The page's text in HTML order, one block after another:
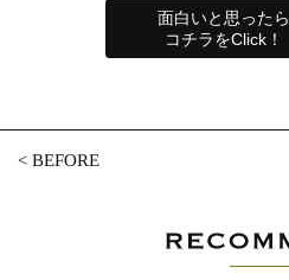
面白いと思ったら
コチラをClick！
<BEFORE